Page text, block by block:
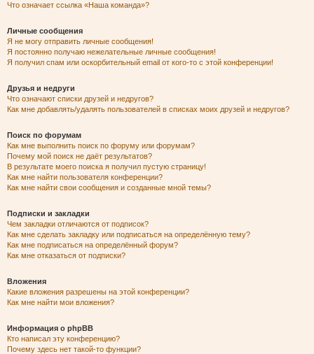
Что означает ссылка «Наша команда»?
Личные сообщения
Я не могу отправить личные сообщения!
Я постоянно получаю нежелательные личные сообщения!
Я получил спам или оскорбительный email от кого-то с этой конференции!
Друзья и недруги
Что означают списки друзей и недругов?
Как мне добавлять/удалять пользователей в списках моих друзей и недругов?
Поиск по форумам
Как мне выполнить поиск по форуму или форумам?
Почему мой поиск не даёт результатов?
В результате моего поиска я получил пустую страницу!
Как мне найти пользователя конференции?
Как мне найти свои сообщения и созданные мной темы?
Подписки и закладки
Чем закладки отличаются от подписок?
Как мне сделать закладку или подписаться на определённую тему?
Как мне подписаться на определённый форум?
Как мне отказаться от подписки?
Вложения
Какие вложения разрешены на этой конференции?
Как мне найти мои вложения?
Информация о phpBB
Кто написал эту конференцию?
Почему здесь нет такой-то функции?